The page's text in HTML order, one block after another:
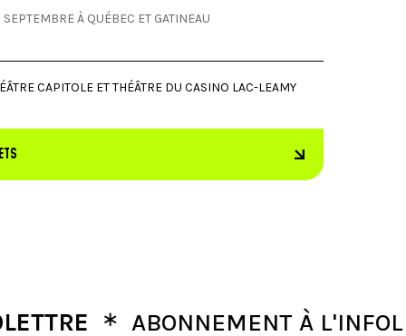
SEPTEMBRE À QUÉBEC ET GATINEAU
CAPITOLE ET THÉÂTRE DU CASINO LAC-LEAMY
∗ABONNEMENT À